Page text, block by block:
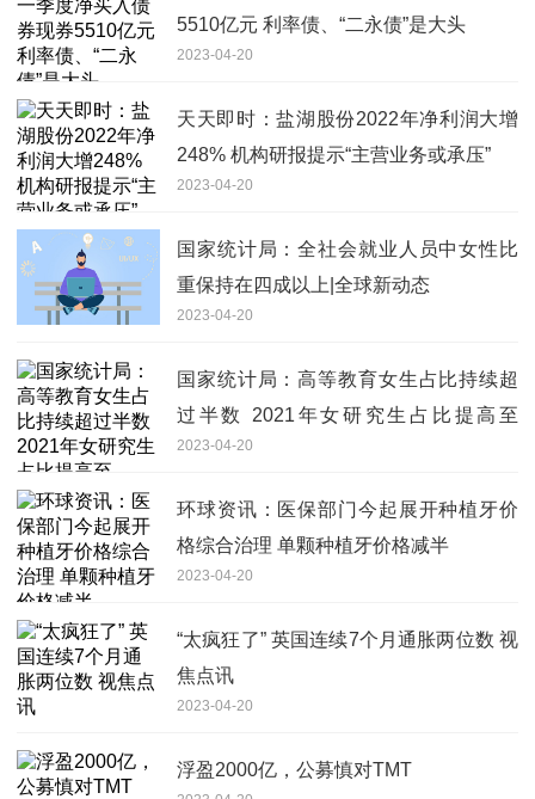
5510亿元 利率债、“二永债”是大头
2023-04-20
天天即时：盐湖股份2022年净利润大增
248% 机构研报提示“主营业务或承压”
2023-04-20
国家统计局：全社会就业人员中女性比
重保持在四成以上|全球新动态
2023-04-20
国家统计局：高等教育女生占比持续超
过半数 2021年女研究生占比提高至
51.5%
2023-04-20
环球资讯：医保部门今起展开种植牙价
格综合治理 单颗种植牙价格减半
2023-04-20
“太疯狂了” 英国连续7个月通胀两位数 视
焦点讯
2023-04-20
浮盈2000亿，公募慎对TMT